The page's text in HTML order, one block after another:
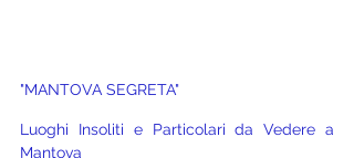
"MANTOVA SEGRETA"
Luoghi Insoliti e Particolari da Vedere a
Mantova